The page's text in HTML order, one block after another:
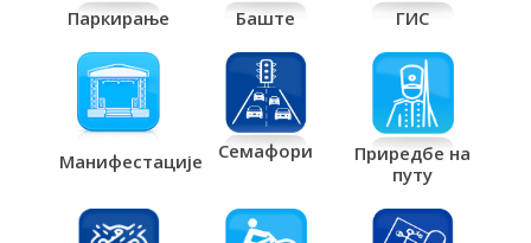
Паркирање Баште ГИС
Манифестације Семафори
Приредбе на
путу